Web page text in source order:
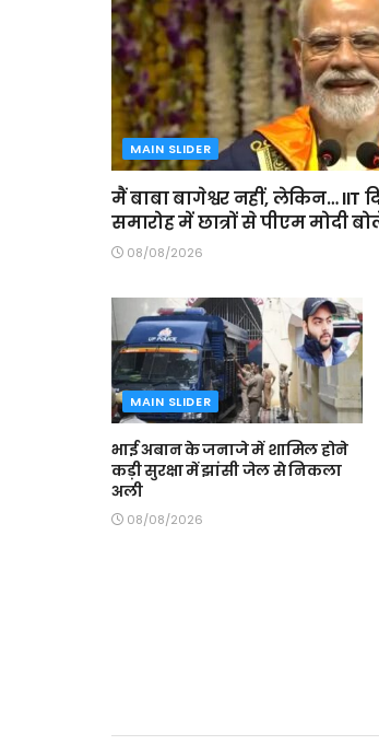
MAIN SLIDER
मैं बाबा बागेश्वर नहीं, लेकिन… IIT
समारोह में छात्रों से पीएम मोदी
08/08/2026
MAIN SLIDER
भाई अबान के जनाजे में शामिल होने
कड़ी सुरक्षा में झांसी जेल से निकला
अली
08/08/2026